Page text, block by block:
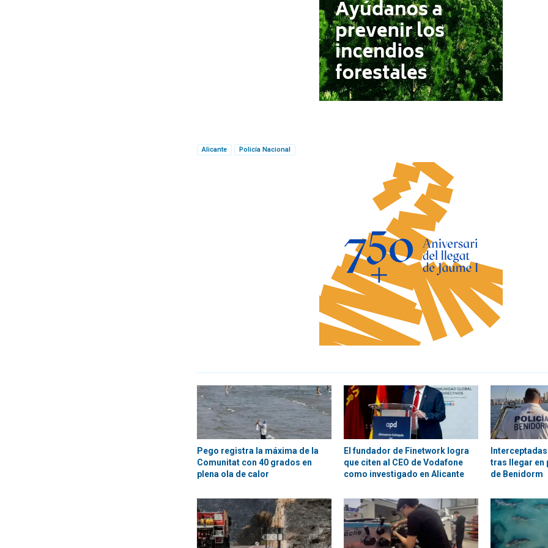
Alicante Policía Nacional
Pego registra la máxima de la
Comunitat con 40 grados en
plena ola de calor
El fundador de Finetwork logra
que citen al CEO de Vodafone
como investigado en Alicante
tras llegar en
de Benidorm